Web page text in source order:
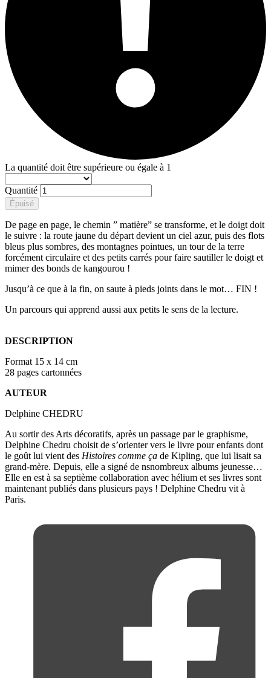
La quantité doit être supérieure ou égale à 1
Quantité
Épuisé
De page en page, le chemin ” matière” se transforme, et le doigt doit
le suivre : la route jaune du départ devient un ciel azur, puis des flots
bleus plus sombres, des montagnes pointues, un tour de la terre
forcément circulaire et des petits carrés pour faire sautiller le doigt et
mimer des bonds de kangourou !
Jusqu’à ce que à la fin, on saute à pieds joints dans le mot… FIN !
Un parcours qui apprend aussi aux petits le sens de la lecture.
DESCRIPTION
Format 15 x 14 cm
28 pages cartonnées
AUTEUR
Delphine CHEDRU
Au sortir des Arts décoratifs, après un passage par le graphisme,
Delphine Chedru choisit de s’orienter vers le livre pour enfants dont
le goût lui vient des Histoires comme ça de Kipling, que lui lisait sa
grand-mère. Depuis, elle a signé de nsnombreux albums jeunesse…
Elle en est à sa septième collaboration avec hélium et ses livres sont
maintenant publiés dans plusieurs pays ! Delphine Chedru vit à
Paris.